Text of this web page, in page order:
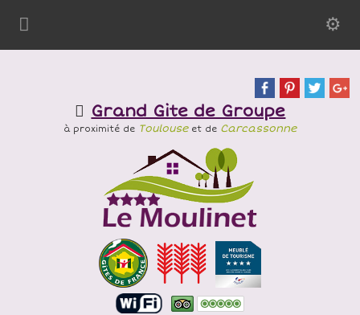
Grand Gite de Groupe
à proximité de Toulouseet de Carcassonne